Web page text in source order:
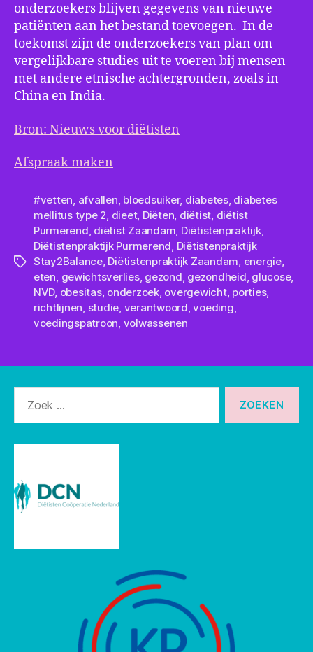
onderzoekers blijven gegevens van nieuwe
patiënten aan het bestand toevoegen. In de
toekomst zijn de onderzoekers van plan om
vergelijkbare studies uit te voeren bij mensen
met andere etnische achtergronden, zoals in
China en India.
Bron: Nieuws voor diëtisten
Afspraak maken
Tags
#vetten, afvallen, bloedsuiker, diabetes, diabetes
mellitus type 2, dieet, Diëten, diëtist, diëtist
Purmerend, diëtist Zaandam, Diëtistenpraktijk,
Diëtistenpraktijk Purmerend, Diëtistenpraktijk
Stay2Balance, Diëtistenpraktijk Zaandam, energie,
eten, gewichtsverlies, gezond, gezondheid, glucose,
NVD, obesitas, onderzoek, overgewicht, porties,
richtlijnen, studie, verantwoord,voeding,
voedingspatroon, volwassenen
naar: